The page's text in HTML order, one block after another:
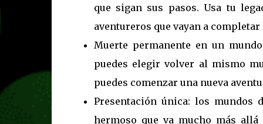
que sigan sus pasos. Usa tu
aventureros que vayan a
Muerte permanente en un
puedes elegir volver al mismo
puedes comenzar una nueva
Presentación única: los mundos
hermoso que va mucho más